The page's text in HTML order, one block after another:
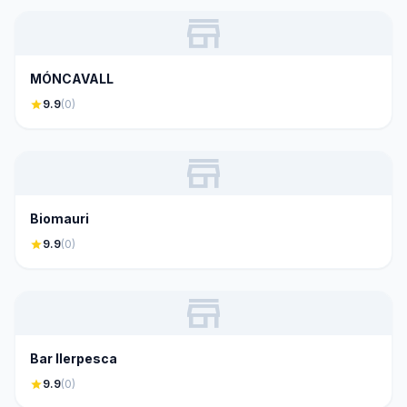
store
MÓNCAVALL
star9.9(0)
store
Biomauri
star9.9(0)
store
Bar Ilerpesca
star9.9(0)